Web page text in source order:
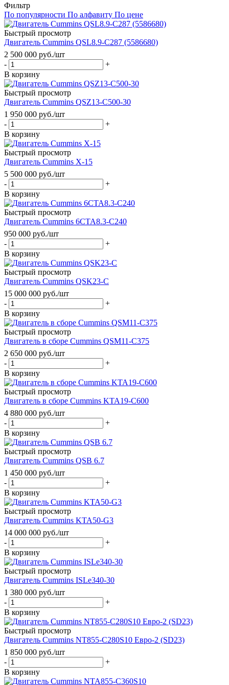
Фильтр
По популярности По алфавиту По цене
Быстрый просмотр
Двигатель Cummins QSL8.9-C287 (5586680)
2 500 000 руб./шт
-
+
В корзину
Быстрый просмотр
Двигатель Cummins QSZ13-С500-30
1 950 000 руб./шт
-
+
В корзину
Быстрый просмотр
Двигатель Cummins X-15
5 500 000 руб./шт
-
+
В корзину
Быстрый просмотр
Двигатель Cummins 6CTA8.3-C240
950 000 руб./шт
-
+
В корзину
Быстрый просмотр
Двигатель Cummins QSK23-C
15 000 000 руб./шт
-
+
В корзину
Быстрый просмотр
Двигатель в сборе Cummins QSM11-C375
2 650 000 руб./шт
-
+
В корзину
Быстрый просмотр
Двигатель в сборе Cummins KTA19-С600
4 880 000 руб./шт
-
+
В корзину
Быстрый просмотр
Двигатель Cummins QSB 6.7
1 450 000 руб./шт
-
+
В корзину
Быстрый просмотр
Двигатель Cummins KTA50-G3
14 000 000 руб./шт
-
+
В корзину
Быстрый просмотр
Двигатель Cummins ISLe340-30
1 380 000 руб./шт
-
+
В корзину
Быстрый просмотр
Двигатель Cummins NT855-C280S10 Евро-2 (SD23)
1 850 000 руб./шт
-
+
В корзину